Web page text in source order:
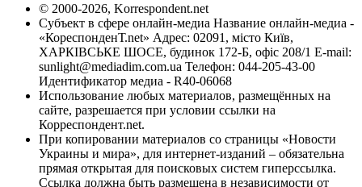
© 2000-2026, Korrespondent.net
Субъект в сфере онлайн-медиа Название онлайн-медиа -
«КореспонденТ.net» Адрес: 02091, місто Київ,
ХАРКІВСЬКЕ ШОСЕ, будинок 172-Б, офіс 208/1 E-mail:
sunlight@mediadim.com.ua Телефон: 044-205-43-00
Идентификатор медиа - R40-06068
Использование любых материалов, размещённых на
сайте, разрешается при условии ссылки на
Корреспондент.net.
При копировании материалов со страницы «Новости
Украины и мира», для интернет-изданий – обязательна
прямая открытая для поисковых систем гиперссылка.
Ссылка должна быть размещена в независимости от